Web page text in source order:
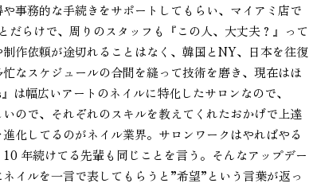
事務的な手続きをサポートしてもらい、マイアミ店で
らけで、周りのスタッフも『この人、大丈夫？』って
作依頼が途切れることはなく、韓国とNY、日本を往復
なスケジュールの合間を縫って技術を磨き、現在はほ
幅広いアートのネイルに特化したサロンなので、
ので、それぞれのスキルを教えてくれたおかげで上達
化してるのがネイル業界。サロンワークはやればやる
年続けてる先輩も同じことを言う。そんなアップデー
イルを一言で表してもらうと”希望”という言葉が返っ